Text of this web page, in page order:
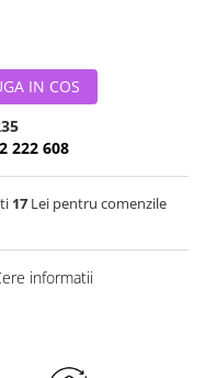
IN COS
222 608
17Lei pentru comenzile
informatii